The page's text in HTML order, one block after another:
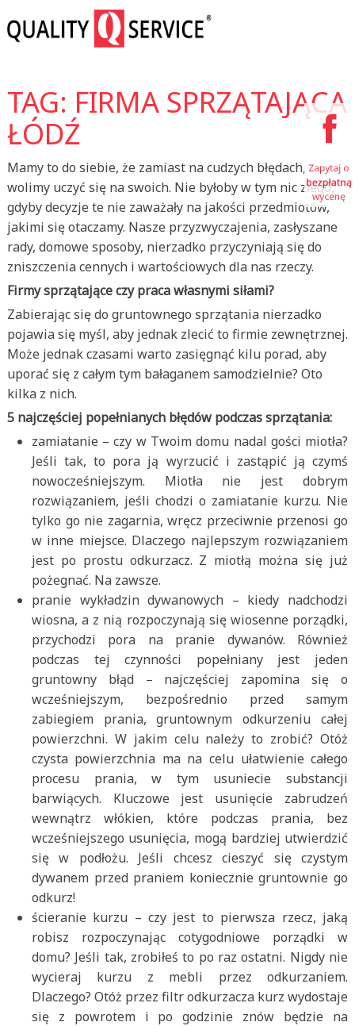
TAG: FIRMA SPRZĄTAJĄCA
ŁÓDŹ
Mamy to do siebie, że zamiast na cudzych błędach,
wolimy uczyć się na swoich. Nie byłoby w tym nic złego,
gdyby decyzje te nie zaważały na jakości przedmiotów,
jakimi się otaczamy. Nasze przyzwyczajenia, zasłyszane
rady, domowe sposoby, nierzadko przyczyniają się do
zniszczenia cennych i wartościowych dla nas rzeczy.
Firmy sprzątające czy praca własnymi siłami?
Zabierając się do gruntownego sprzątania nierzadko
pojawia się myśl, aby jednak zlecić to firmie zewnętrznej.
Może jednak czasami warto zasięgnąć kilu porad, aby
uporać się z całym tym bałaganem samodzielnie? Oto
kilka z nich.
5 najczęściej popełnianych błędów podczas sprzątania:
zamiatanie – czy w Twoim domu nadal gości miotła?
Jeśli tak, to pora ją wyrzucić i zastąpić ją czymś
nowocześniejszym. Miotła nie jest dobrym
rozwiązaniem, jeśli chodzi o zamiatanie kurzu. Nie
tylko go nie zagarnia, wręcz przeciwnie przenosi go
w inne miejsce. Dlaczego najlepszym rozwiązaniem
jest po prostu odkurzacz. Z miotłą można się już
pożegnać. Na zawsze.
pranie wykładzin dywanowych – kiedy nadchodzi
wiosna, a z nią rozpoczynają się wiosenne porządki,
przychodzi pora na pranie dywanów. Również
podczas tej czynności popełniany jest jeden
gruntowny błąd – najczęściej zapomina się o
wcześniejszym, bezpośrednio przed samym
zabiegiem prania, gruntownym odkurzeniu całej
powierzchni. W jakim celu należy to zrobić? Otóż
czysta powierzchnia ma na celu ułatwienie całego
procesu prania, w tym usuniecie substancji
barwiących. Kluczowe jest usunięcie zabrudzeń
wewnątrz włókien, które podczas prania, bez
wcześniejszego usunięcia, mogą bardziej utwierdzić
się w podłożu. Jeśli chcesz cieszyć się czystym
dywanem przed praniem koniecznie gruntownie go
odkurz!
ścieranie kurzu – czy jest to pierwsza rzecz, jaką
robisz rozpoczynając cotygodniowe porządki w
domu? Jeśli tak, zrobiłeś to po raz ostatni. Nigdy nie
wycieraj kurzu z mebli przez odkurzaniem.
Dlaczego? Otóż przez filtr odkurzacza kurz wydostaje
się z powrotem i po godzinie znów będzie na